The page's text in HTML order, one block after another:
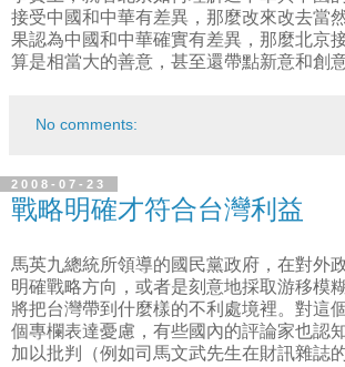
接受中國和中華有差異，那麼改來改去當
果認為中國和中華確實有差異，那麼北京
算是相當大的善意，甚至還帶點新意和創意
No comments:
2008-07-23
戰略明確才符合台灣利益
馬英九總統所領導的國民黨政府，在對外
明確戰略方向，或者是刻意地採取游移模
將把台灣帶到什麼樣的不利處境裡。對這
個專欄表達憂慮，有些國內的評論家也認
加以批判（例如司馬文武先生在財訊雜誌